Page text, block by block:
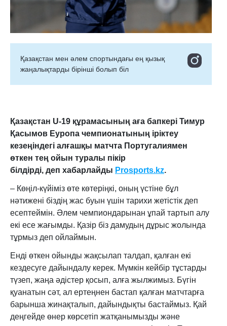
Қазақстан мен әлем спортындағы ең қызық
жаңалықтарды бірінші болып біл
Қазақстан U-19 құрамасының аға бапкері Тимур
Қасымов Еуропа чемпионатының іріктеу
кезеңіндегі алғашқы матчта Португалиямен
өткен тең ойын туралы пікір
білдірді, деп хабарлайды Prosports.kz.
– Көңіл-күйіміз өте көтеріңкі, оның үстіне бұл
нәтижені біздің жас буын үшін тарихи жетістік деп
есептеймін. Әлем чемпиондарынан ұпай тартып алу
екі есе жағымды. Қазір біз дамудың дұрыс жолында
тұрмыз деп ойлаймын.
Енді өткен ойынды жақсылап талдап, қалған екі
кездесуге дайындалу керек. Мүмкін кейбір тұстарды
түзеп, жаңа әдістер қосып, алға жылжимыз. Бүгін
қуанатын сәт, ал ертеңнен бастап қалған матчтарға
барынша жинақталып, дайындықты бастаймыз. Қай
деңгейде өнер көрсетіп жатқанымызды және